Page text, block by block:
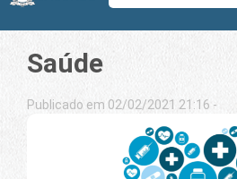
Saúde
Publicado em 02/02/2021 21:16 -